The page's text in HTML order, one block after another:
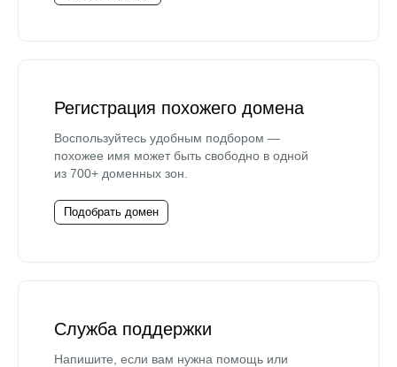
Регистрация похожего домена
Воспользуйтесь удобным подбором —
похожее имя может быть свободно в одной
из 700+ доменных зон.
Подобрать домен
Служба поддержки
Напишите, если вам нужна помощь или